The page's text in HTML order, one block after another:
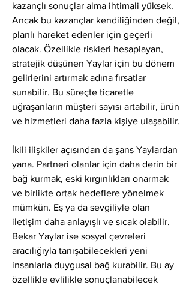
kazançlı sonuçlar alma ihtimali yüksek.
Ancak bu kazançlar kendiliğinden değil,
planlı hareket edenler için geçerli
olacak. Özellikle riskleri hesaplayan,
stratejik düşünen Yaylar için bu dönem
gelirlerini artırmak adına fırsatlar
sunabilir. Bu süreçte ticaretle
uğraşanların müşteri sayısı artabilir, ürün
ve hizmetleri daha fazla kişiye ulaşabilir.
İkili ilişkiler açısından da şans Yaylardan
yana. Partneri olanlar için daha derin bir
bağ kurmak, eski kırgınlıkları onarmak
ve birlikte ortak hedeflere yönelmek
mümkün. Eş ya da sevgiliyle olan
iletişim daha anlayışlı ve sıcak olabilir.
Bekar Yaylar ise sosyal çevreleri
aracılığıyla tanışabilecekleri yeni
insanlarla duygusal bağ kurabilir. Bu ay
özellikle evlilikle sonuçlanabilecek